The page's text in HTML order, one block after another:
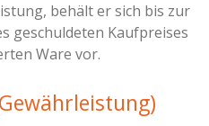
behält er sich bis zur
geschuldeten Kaufpreises
Ware vor.